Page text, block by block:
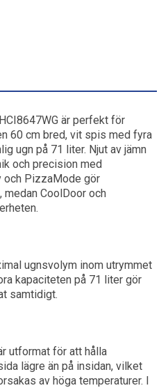
är perfekt för
60 cm bred, vit spis med fyra
ugn på 71 liter. Njut av jämn
och precision med
och PizzaMode gör
CoolDoor och
ugnsvolym inom utrymmet
kapaciteten på 71 liter gör
samtidigt.
utformat för att hålla
lägre än på insidan, vilket
av höga temperaturer. I